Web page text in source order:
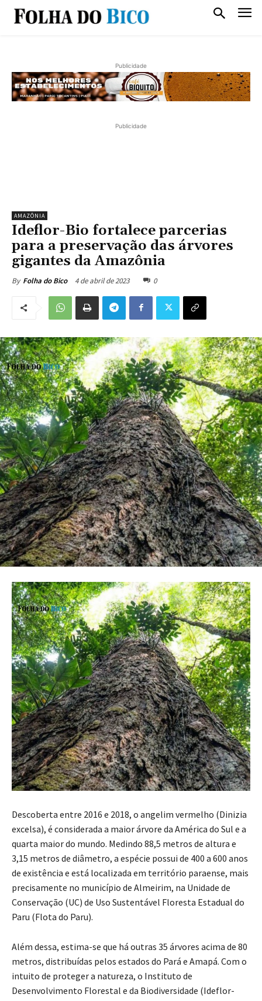
Publicidade
Publicidade
AMAZÔNIA
Ideflor-Bio fortalece parcerias
para a preservação das árvores
gigantes da Amazônia
By Folha do Bico 4 de abril de 2023 0
Descoberta entre 2016 e 2018, o angelim vermelho (Dinizia
excelsa), é considerada a maior árvore da América do Sul e a
quarta maior do mundo. Medindo 88,5 metros de altura e
3,15 metros de diâmetro, a espécie possui de 400 a 600 anos
de existência e está localizada em território paraense, mais
precisamente no município de Almeirim, na Unidade de
Conservação (UC) de Uso Sustentável Floresta Estadual do
Paru (Flota do Paru).
Além dessa, estima-se que há outras 35 árvores acima de 80
metros, distribuídas pelos estados do Pará e Amapá. Com o
intuito de proteger a natureza, o Instituto de
Desenvolvimento Florestal e da Biodiversidade (Ideflor-